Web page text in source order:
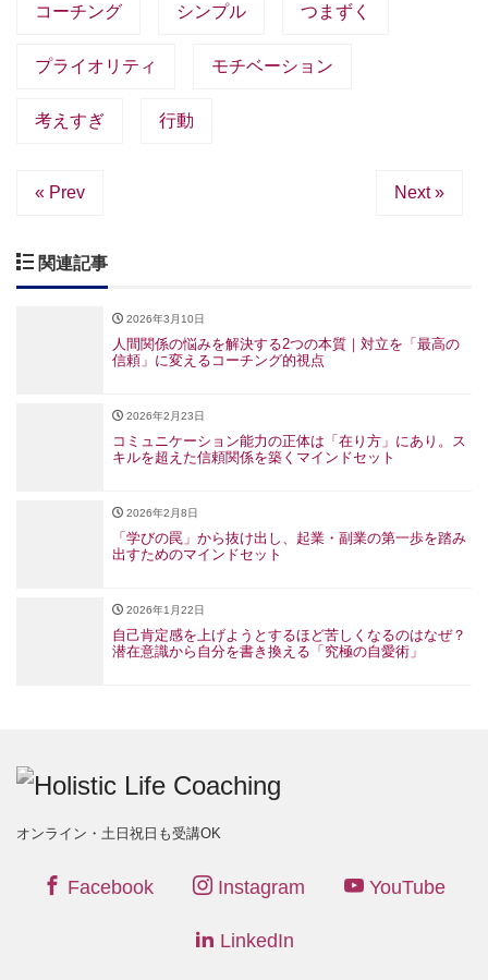
コーチング シンプル つまずく
プライオリティ モチベーション
考えすぎ 行動
« Prev Next »
関連記事
2026年3月10日
人間関係の悩みを解決する2つの本質｜対立を「最高の
信頼」に変えるコーチング的視点
2026年2月23日
コミュニケーション能力の正体は「在り方」にあり。ス
キルを超えた信頼関係を築くマインドセット
2026年2月8日
「学びの罠」から抜け出し、起業・副業の第一歩を踏み
出すためのマインドセット
2026年1月22日
自己肯定感を上げようとするほど苦しくなるのはなぜ？
潜在意識から自分を書き換える「究極の自愛術」
オンライン・土日祝日も受講OK
Facebook Instagram YouTube
LinkedIn